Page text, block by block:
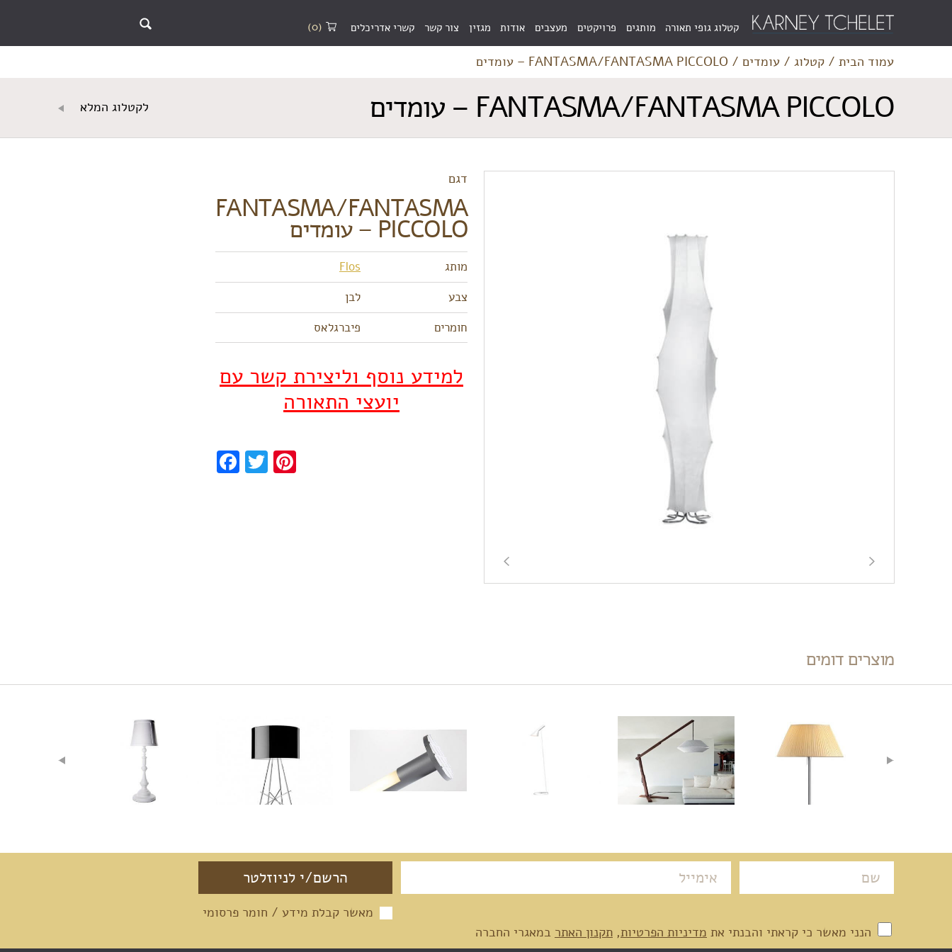
(0)
Menu
Bar
קטלוג גופי תאורה מותגים פרויקטים מעצבים אודות מגזין צור קשר קשרי אדריכלים
עמוד הבית / קטלוג / עומדים / FANTASMA/FANTASMA PICCOLO – עומדים
FANTASMA/FANTASMA PICCOLO – עומדים לקטלוג המלא
דגם
FANTASMA/FANTASMA
PICCOLO – עומדים
מותג
Flos
צבע
לבן
חומרים
פיברגלאס
למידע נוסף וליצירת קשר עם
יועצי התאורה
FacebookTwitterPinterest
מוצרים דומים
מאשר קבלת מידע / חומר פרסומי
הנני מאשר כי קראתי והבנתי את מדיניות הפרטיות, תקנון האתר במאגרי החברה